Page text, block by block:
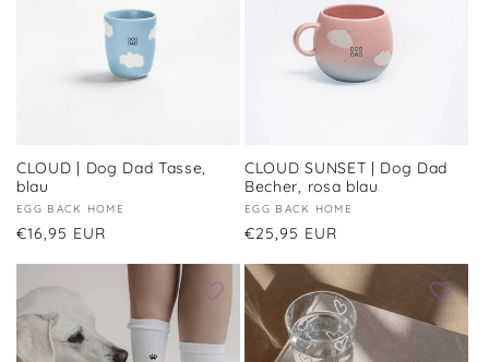
CLOUD | Dog Dad Tasse,
blau
Anbieter:
EGG BACK HOME
Normaler
€16,95 EUR
CLOUD SUNSET | Dog Dad
Becher, rosa blau
Anbieter:
EGG BACK HOME
Normaler
€25,95 EUR